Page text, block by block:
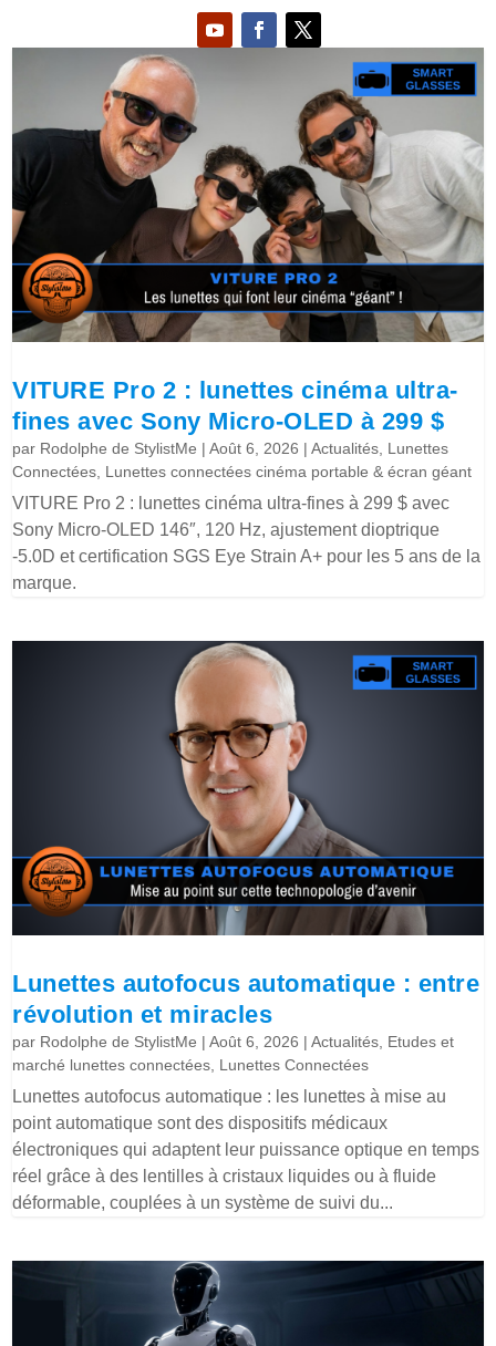
VITURE Pro 2 : lunettes cinéma ultra-
fines avec Sony Micro-OLED à 299 $
par Rodolphe de StylistMe |Août 6, 2026 |Actualités Lunettes
Connectées Lunettes connectées cinéma portable & écran géant
VITURE Pro 2 : lunettes cinéma ultra-fines à 299 $ avec
Sony Micro-OLED 146″, 120 Hz, ajustement dioptrique
-5.0D et certification SGS Eye Strain A+ pour les 5 ans de la
marque.
Lunettes autofocus automatique : entre
révolution et miracles
par Rodolphe de StylistMe |Août 6, 2026 |Actualités Etudes et
marché lunettes connectées Lunettes Connectées
Lunettes autofocus automatique : les lunettes à mise au
point automatique sont des dispositifs médicaux
électroniques qui adaptent leur puissance optique en temps
réel grâce à des lentilles à cristaux liquides ou à fluide
déformable, couplées à un système de suivi du...